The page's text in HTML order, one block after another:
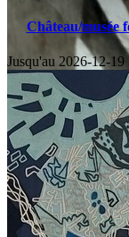
Château/musée
Jusqu'au 2026-12-19